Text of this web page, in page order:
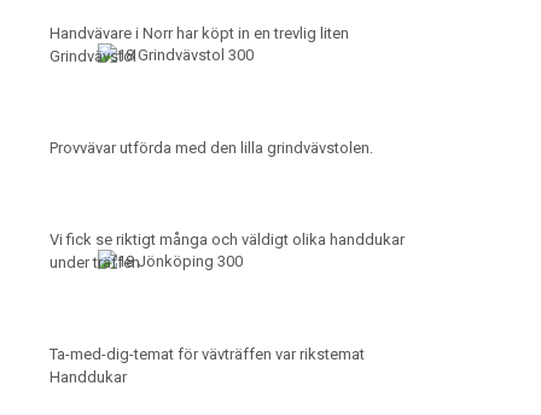
Handvävare i Norr har köpt in en trevlig liten
Grindvävstol
Provvävar utförda med den lilla grindvävstolen.
Vi fick se riktigt många och väldigt olika handdukar
under träffen
Ta-med-dig-temat för vävträffen var rikstemat
Handdukar